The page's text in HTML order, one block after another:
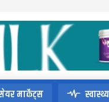
मार्केट्स स्वास्थ्य